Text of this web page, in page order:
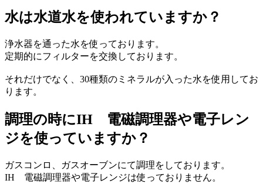
水は水道水を使われていますか？
浄水器を通った水を使っております。
定期的にフィルターを交換しております。
それだけでなく、30種類のミネラルが入った水を使用してお
ります。
調理の時にIH 電磁調理器や電子レン
ジを使っていますか？
ガスコンロ、ガスオーブンにて調理をしております。
IH 電磁調理器や電子レンジは使っておりません。